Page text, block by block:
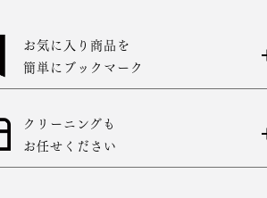
お気に入り商品を
簡単にブックマーク
クリーニングも
お任せください